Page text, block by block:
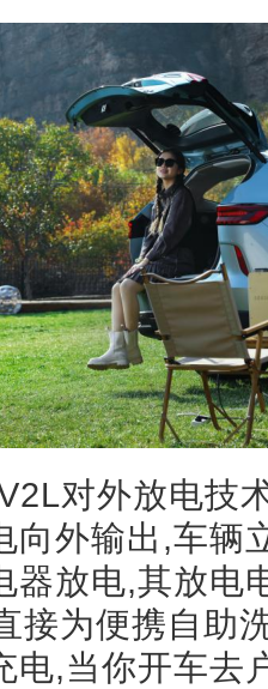
对外放电技
向外输出,车辆
器放电,其放电
接为便携自助
电,当你开车去